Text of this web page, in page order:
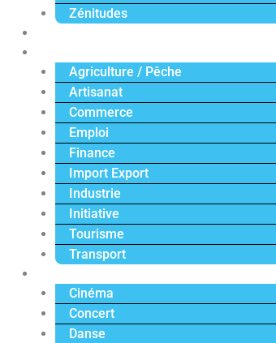
Zénitudes
Agriculture / Pêche
Artisanat
Commerce
Emploi
Finance
Import Export
Industrie
Initiative
Tourisme
Transport
Cinéma
Concert
Danse